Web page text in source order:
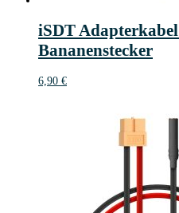
iSDT
Bananenstecker
6,90 €